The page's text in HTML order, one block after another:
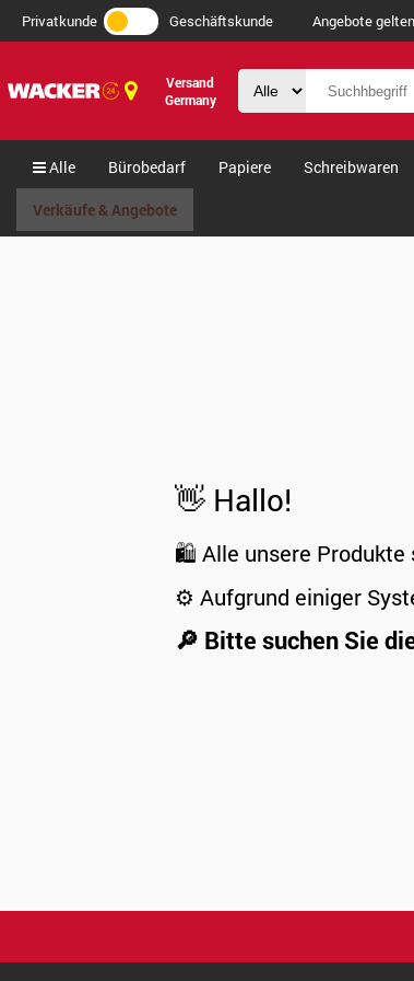
Privatkunde Geschäftskunde Angebote
Versand
Germany
Alle Bürobedarf Papiere Schreibwaren
Verkäufe & Angebote
👋 Hallo!
🛍️ Alle unsere Produkte
⚙️ Aufgrund einiger
🔎 Bitte suchen Sie